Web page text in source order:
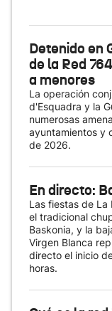
Detenido en
de la Red
a menores
La operación
d'Esquadra y la
numerosas
ayuntamientos y
de 2026.
En directo:
Las fiestas de La
el tradicional
Baskonia, y la
Virgen Blanca
directo el inicio
horas.